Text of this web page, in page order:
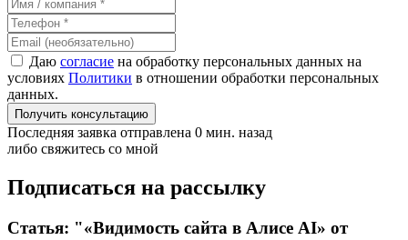
Даю согласие на обработку персональных данных на
условиях Политики в отношении обработки персональных
данных.
Получить консультацию
Последняя заявка отправлена 0 мин. назад
либо свяжитесь со мной
Подписаться на рассылку
Статья: "«Видимость сайта в Алисе AI» от